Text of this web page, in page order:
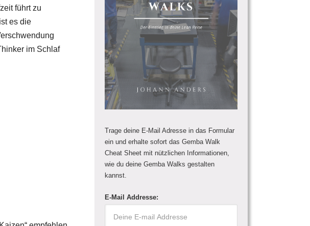
führt zu
es die
im Schlaf
Trage deine E-Mail Adresse in das Formular
ein und erhalte sofort das Gemba Walk
Cheat Sheet mit nützlichen Informationen,
wie du deine Gemba Walks gestalten
kannst.
E-Mail Addresse: